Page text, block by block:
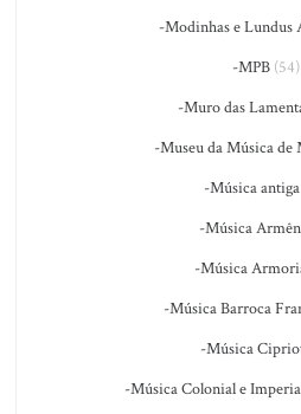
-Modinhas e Lundus
-MPB(54)
-Muro das
-Museu da Música de
-Música antiga
-Música
-Música
-Música Barroca
-Música
-Música Colonial e